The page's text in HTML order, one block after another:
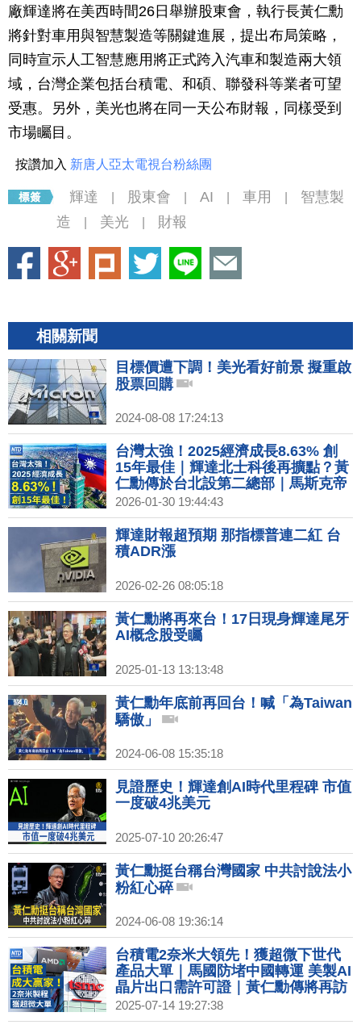
廠輝達將在美西時間26日舉辦股東會，執行長黃仁勳
將針對車用與智慧製造等關鍵進展，提出布局策略，
同時宣示人工智慧應用將正式跨入汽車和製造兩大領
域，台灣企業包括台積電、和碩、聯發科等業者可望
受惠。另外，美光也將在同一天公布財報，同樣受到
市場矚目。
按讚加入 新唐人亞太電視台粉絲團
輝達 股東會 AI 車用
智慧製
造
美光 財報
相關新聞
目標價遭下調！美光看好前景 擬重啟
股票回購
2024-08-08 17:24:13
台灣太強！2025經濟成長8.63% 創
15年最佳｜輝達北士科後再擴點？黃
仁勳傳於台北設第二總部｜馬斯克帝
國整合？SpaceX傳擬與Tesla或xAI
合併｜川普週五宣布下任Fed主席！
傳屬意前Fed理事華許
2026-01-30 19:44:43
輝達財報超預期 那指標普連二紅 台
積ADR漲
2026-02-26 08:05:18
黃仁勳將再來台！17日現身輝達尾牙
AI概念股受矚
2025-01-13 13:13:48
黃仁勳年底前再回台！喊「為Taiwan
驕傲」
2024-06-08 15:35:18
見證歷史！輝達創AI時代里程碑 市值
一度破4兆美元
2025-07-10 20:26:47
黃仁勳挺台稱台灣國家 中共討說法小
粉紅心碎
2024-06-08 19:36:14
台積電2奈米大領先！獲超微下世代
產品大單｜馬國防堵中國轉運 美製AI
晶片出口需許可證｜黃仁勳傳將再訪
中 美兩黨議員籲勿見共軍關聯企業｜
台灣首座超級電池工廠起火釀死傷
2025-07-14 19:27:38